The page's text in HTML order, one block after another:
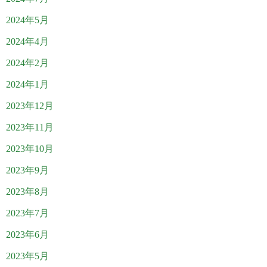
2024年5月
2024年4月
2024年2月
2024年1月
2023年12月
2023年11月
2023年10月
2023年9月
2023年8月
2023年7月
2023年6月
2023年5月